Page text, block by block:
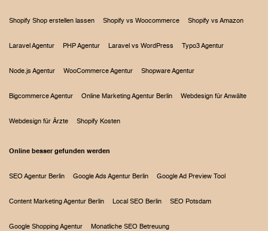
Shopify Shop erstellen lassen Shopify vs Woocommerce Shopify vs Amazon
Laravel Agentur PHP Agentur Laravel vs WordPress Typo3 Agentur
Node.js Agentur WooCommerce Agentur Shopware Agentur
Bigcommerce Agentur Online Marketing Agentur Berlin Webdesign für Anwälte
Webdesign für Ärzte Shopify Kosten
Online besser gefunden werden
SEO Agentur Berlin Google Ads Agentur Berlin Google Ad Preview Tool
Content Marketing Agentur Berlin Local SEO Berlin SEO Potsdam
Google Shopping Agentur Monatliche SEO Betreuung